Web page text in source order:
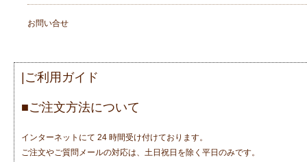
お問い合せ
|ご利用ガイド
■ご注文方法について
インターネットにて 24 時間受け付けております。
ご注文やご質問メールの対応は、土日祝日を除く平日のみです。